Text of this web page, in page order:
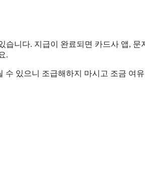
습니다. 지급이 완료되면 카드사 앱, 문
.
수 있으니 조급해하지 마시고 조금 여